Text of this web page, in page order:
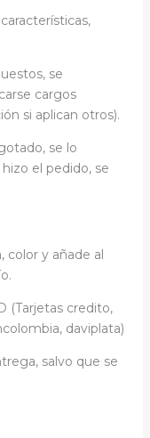
se
cargos
si aplican otros).
se lo
el pedido, se
color y añade al
(Tarjetas credito,
daviplata)
salvo que se